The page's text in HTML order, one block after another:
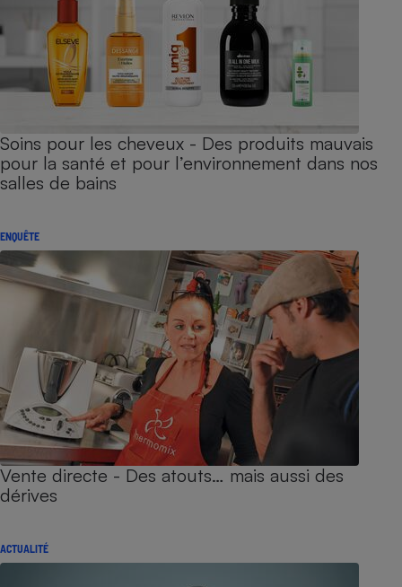
Soins pour les cheveux - Des produits mauvais
pour la santé et pour l’environnement dans nos
salles de bains
ENQUÊTE
Vente directe - Des atouts… mais aussi des
dérives
ACTUALITÉ